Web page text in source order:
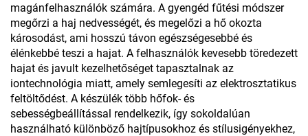
magánfelhasználók számára. A gyengéd fűtési módszer
megőrzi a haj nedvességét, és megelőzi a hő okozta
károsodást, ami hosszú távon egészségesebbé és
élénkebbé teszi a hajat. A felhasználók kevesebb töredezett
hajat és javult kezelhetőséget tapasztalnak az
iontechnológia miatt, amely semlegesíti az elektrosztatikus
feltöltődést. A készülék több hőfok- és
sebességbeállítással rendelkezik, így sokoldalúan
használható különböző hajtípusokhoz és stílusigényekhez,